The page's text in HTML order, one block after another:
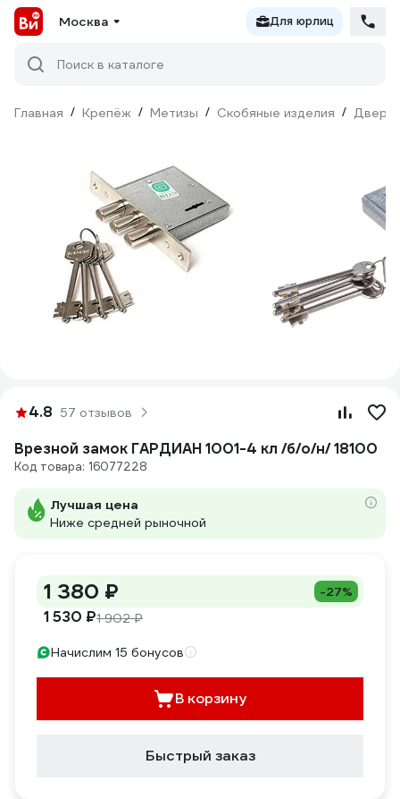
Москва Для юрлиц
Поиск в каталоге
Главная / Крепёж / Метизы / Скобяные изделия /
4.8 57 отзывов
Врезной замок ГАРДИАН 1001-4 кл /б/о/н/ 18100
Код товара: 16077228
Лучшая цена
Ниже средней рыночной
1 380 ₽ -27%
1 530 ₽1 902 ₽
Начислим 15 бонусов
В корзину
Быстрый заказ